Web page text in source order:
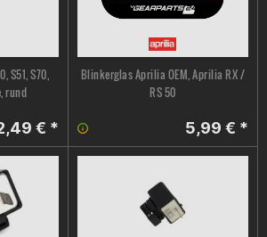
S51, S70,
rund
€ *
Blinkerglas Aprilia OEM, Aprilia RX /
RS 50
5,99 € *